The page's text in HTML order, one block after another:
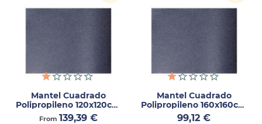
Mantel Cuadrado
Polipropileno 120x120cm
200 Uds
From Precio
139,39 €
Mantel Cuadrado
Polipropileno 160x160cm
80 Uds
Precio
99,12 €